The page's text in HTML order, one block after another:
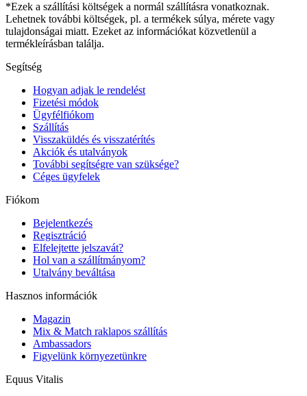
*Ezek a szállítási költségek a normál szállításra vonatkoznak.
Lehetnek további költségek, pl. a termékek súlya, mérete vagy
tulajdonságai miatt. Ezeket az információkat közvetlenül a
termékleírásban találja.
Segítség
Hogyan adjak le rendelést
Fizetési módok
Ügyfélfiókom
Szállítás
Visszaküldés és visszatérítés
Akciók és utalványok
További segítségre van szüksége?
Céges ügyfelek
Fiókom
Bejelentkezés
Regisztráció
Elfelejtette jelszavát?
Hol van a szállítmányom?
Utalvány beváltása
Hasznos információk
Magazin
Mix & Match raklapos szállítás
Ambassadors
Figyelünk környezetünkre
Equus Vitalis